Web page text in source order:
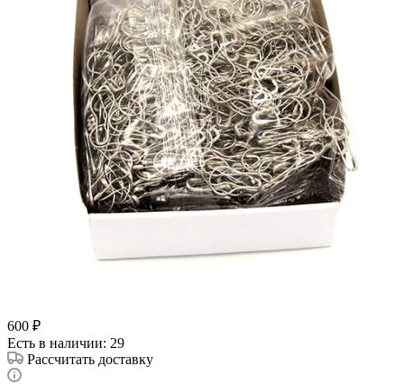
600 ₽
Есть в наличии: 29
Рассчитать доставку